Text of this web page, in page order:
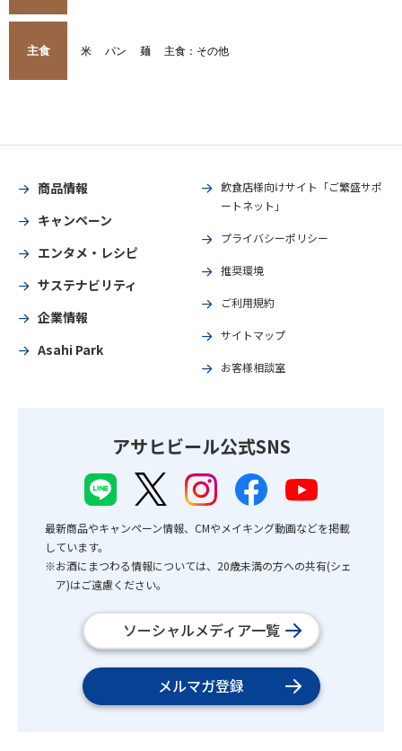
主食 米 パン 麺 主食：その他
商品情報
キャンペーン
エンタメ・レシピ
サステナビリティ
企業情報
Asahi Park
飲食店様向けサイト「ご繁盛サポ
ートネット」
プライバシーポリシー
推奨環境
ご利用規約
サイトマップ
お客様相談室
アサヒビール公式SNS
最新商品やキャンペーン情報、CMやメイキング動画などを掲載
しています。
※お酒にまつわる情報については、20歳未満の方への共有(シェ
ア)はご遠慮ください。
ソーシャルメディア一覧
メルマガ登録